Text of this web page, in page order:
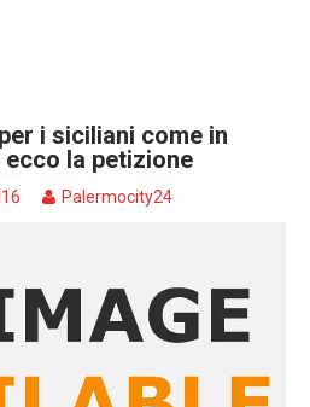
i siciliani come in
ecco la petizione
Palermocity24